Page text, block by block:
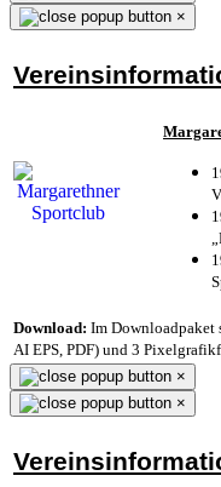
×
Download: Im Downloadpaket
AI EPS, PDF) und 3
×
×